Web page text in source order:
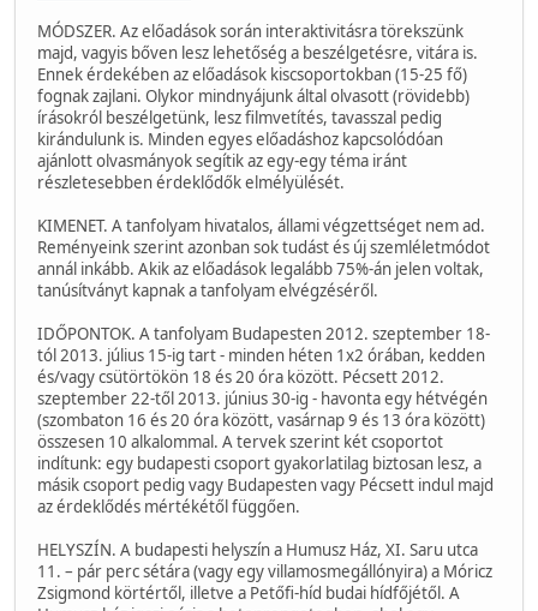
MÓDSZER. Az előadások során interaktivitásra törekszünk
majd, vagyis bőven lesz lehetőség a beszélgetésre, vitára is.
Ennek érdekében az előadások kiscsoportokban (15-25 fő)
fognak zajlani. Olykor mindnyájunk által olvasott (rövidebb)
írásokról beszélgetünk, lesz filmvetítés, tavasszal pedig
kirándulunk is. Minden egyes előadáshoz kapcsolódóan
ajánlott olvasmányok segítik az egy-egy téma iránt
részletesebben érdeklődők elmélyülését.
KIMENET. A tanfolyam hivatalos, állami végzettséget nem ad.
Reményeink szerint azonban sok tudást és új szemléletmódot
annál inkább. Akik az előadások legalább 75%-án jelen voltak,
tanúsítványt kapnak a tanfolyam elvégzéséről.
IDŐPONTOK. A tanfolyam Budapesten 2012. szeptember 18-
tól 2013. július 15-ig tart - minden héten 1x2 órában, kedden
és/vagy csütörtökön 18 és 20 óra között. Pécsett 2012.
szeptember 22-től 2013. június 30-ig - havonta egy hétvégén
(szombaton 16 és 20 óra között, vasárnap 9 és 13 óra között)
összesen 10 alkalommal. A tervek szerint két csoportot
indítunk: egy budapesti csoport gyakorlatilag biztosan lesz, a
másik csoport pedig vagy Budapesten vagy Pécsett indul majd
az érdeklődés mértékétől függően.
HELYSZÍN. A budapesti helyszín a Humusz Ház, XI. Saru utca
11. – pár perc sétára (vagy egy villamosmegállónyira) a Móricz
Zsigmond körtértől, illetve a Petőfi-híd budai hídfőjétől. A